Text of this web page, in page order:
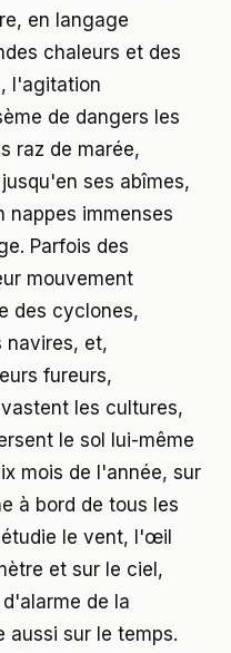
en langage
chaleurs et des
l'agitation
de dangers les
raz de marée,
ses abîmes,
nappes immenses
Parfois des
mouvement
des cyclones,
navires, et,
fureurs,
les cultures,
le sol lui-même
mois de l'année, sur
à bord de tous les
le vent, l'œil
et sur le ciel,
de la
aussi sur le temps.